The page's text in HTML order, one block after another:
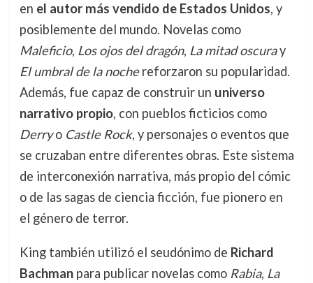
en el autor más vendido de Estados Unidos, y
posiblemente del mundo. Novelas como
Maleficio, Los ojos del dragón, La mitad oscuray
El umbral de la nochereforzaron su popularidad.
Además, fue capaz de construir un universo
narrativo propio, con pueblos ficticios como
Derryo Castle Rock, y personajes o eventos que
se cruzaban entre diferentes obras. Este sistema
de interconexión narrativa, más propio del cómic
o de las sagas de ciencia ficción, fue pionero en
el género de terror.
King también utilizó el seudónimo de Richard
Bachmanpara publicar novelas como Rabia, La